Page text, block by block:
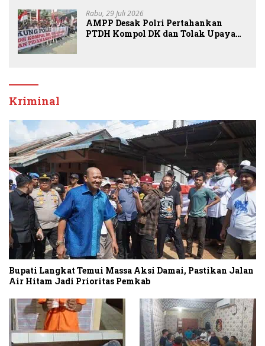
Rabu, 29 Juli 2026
AMPP Desak Polri Pertahankan
PTDH Kompol DK dan Tolak Upaya
Kriminal
Bupati Langkat Temui Massa Aksi Damai, Pastikan Jalan
Air Hitam Jadi Prioritas Pemkab